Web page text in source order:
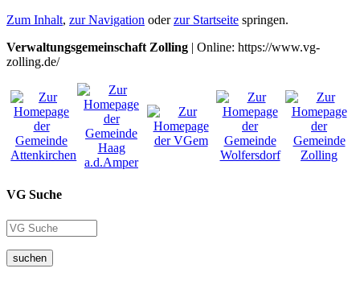
Zum Inhalt, zur Navigation oderzur Startseite springen.
Verwaltungsgemeinschaft Zolling | Online: https://www.vg-
zolling.de/
VG Suche
suchen